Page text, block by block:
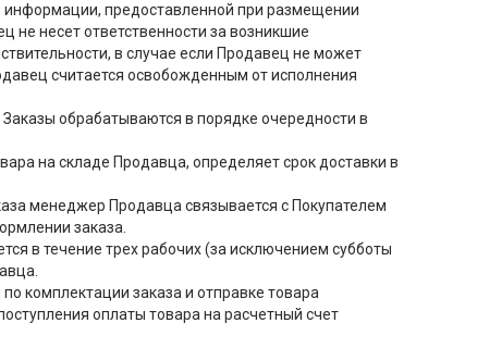
информации, предоставленной при размещении
не несет ответственности за возникшие
в случае если Продавец не может
считается освобожденным от исполнения
обрабатываются в порядке очередности в
на складе Продавца, определяет срок доставки в
менеджер Продавца связывается с Покупателем
заказа.
в течение трех рабочих (за исключением субботы
комплектации заказа и отправке товара
оплаты товара на расчетный счет